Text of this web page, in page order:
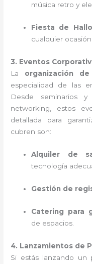
música retro y
Fiesta de
cualquier ocasión.
3. Eventos
La organización
especialidad de las
Desde seminarios
networking, estos
detallada para
cubren son:
Alquiler de
tecnología
Gestión de
Catering para
de espacios.
4. Lanzamientos de
Si estás lanzando un